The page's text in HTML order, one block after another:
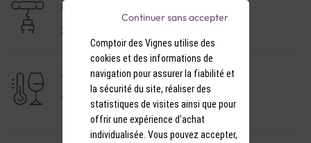
NIVEAU DE GARDE
5 à 10 ans
TEMPÉRATURE DE SERVICE
17-18°C
Comptoir des Vignes utilise des
cookies et des informations de
navigation pour assurer la fiabilité et
la sécurité du site, réaliser des
statistiques de visites ainsi que pour
offrir une expérience d'achat
individualisée. Vous pouvez accepter,
Continuer sans accepter